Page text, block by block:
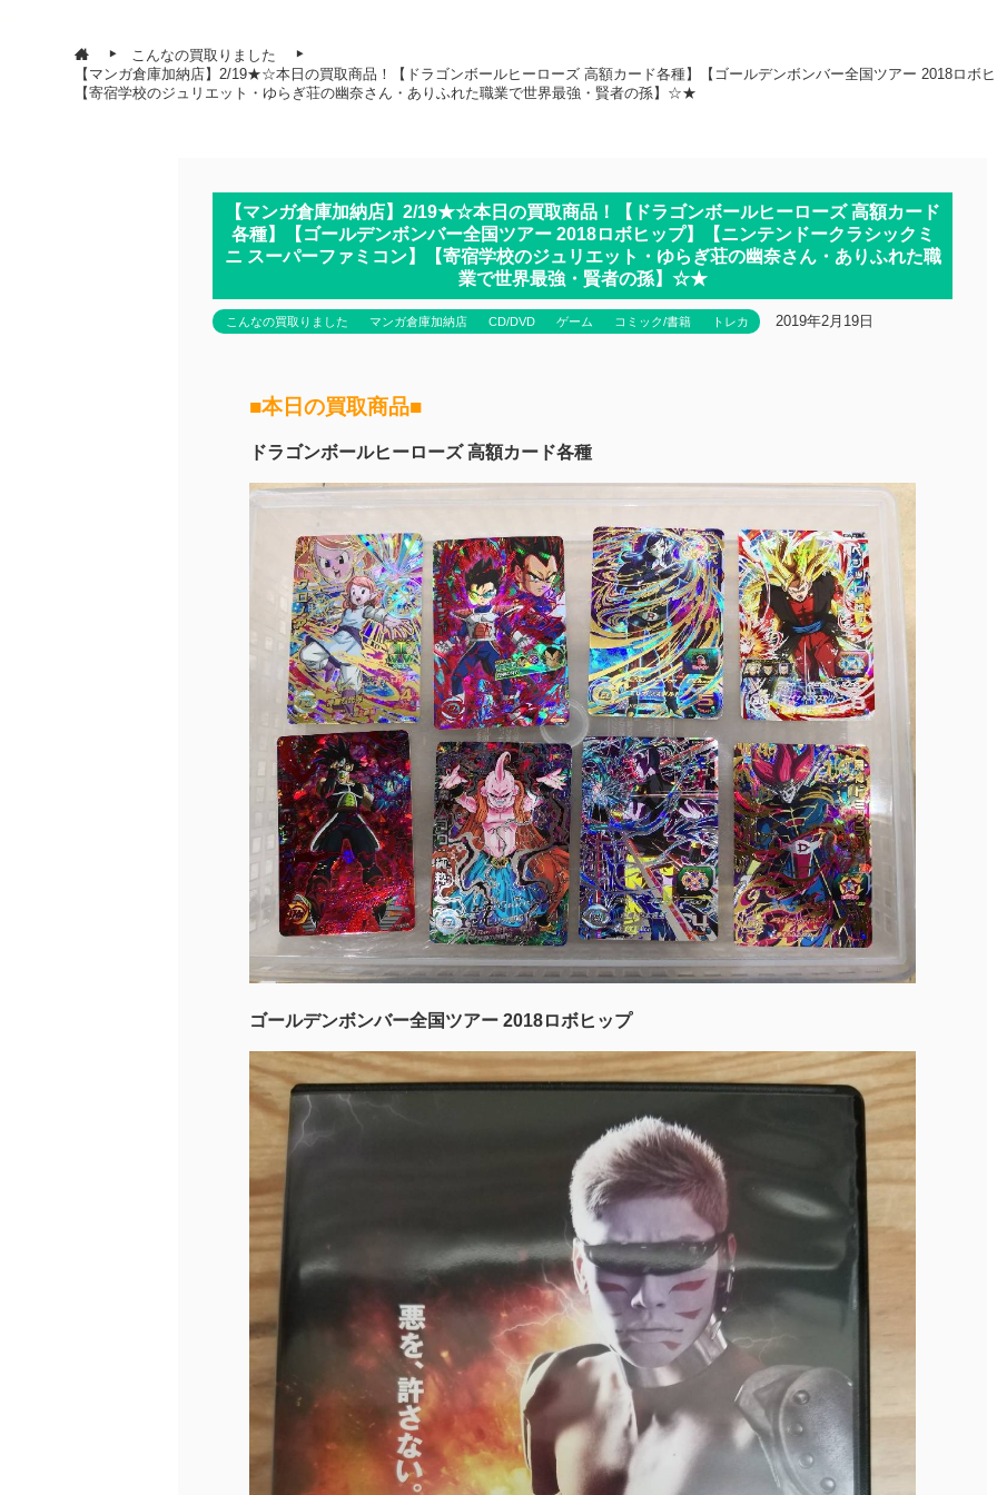
こんなの買取りました
【マンガ倉庫加納店】2/19★☆本日の買取商品！【ドラゴンボールヒーローズ 高額カード各種】【ゴールデンボンバー全国ツアー 2018ロボ
【寄宿学校のジュリエット・ゆらぎ荘の幽奈さん・ありふれた職業で世界最強・賢者の孫】☆★
【マンガ倉庫加納店】2/19★☆本日の買取商品！【ドラゴンボールヒーローズ 高額カード
各種】【ゴールデンボンバー全国ツアー 2018ロボヒップ】【ニンテンドークラシックミ
ニ スーパーファミコン】【寄宿学校のジュリエット・ゆらぎ荘の幽奈さん・ありふれた職
業で世界最強・賢者の孫】☆★
こんなの買取りました マンガ倉庫加納店 CD/DVD ゲーム コミック/書籍 トレカ 2019年2月19日
■本日の買取商品■
ドラゴンボールヒーローズ 高額カード各種
ゴールデンボンバー全国ツアー 2018ロボヒップ